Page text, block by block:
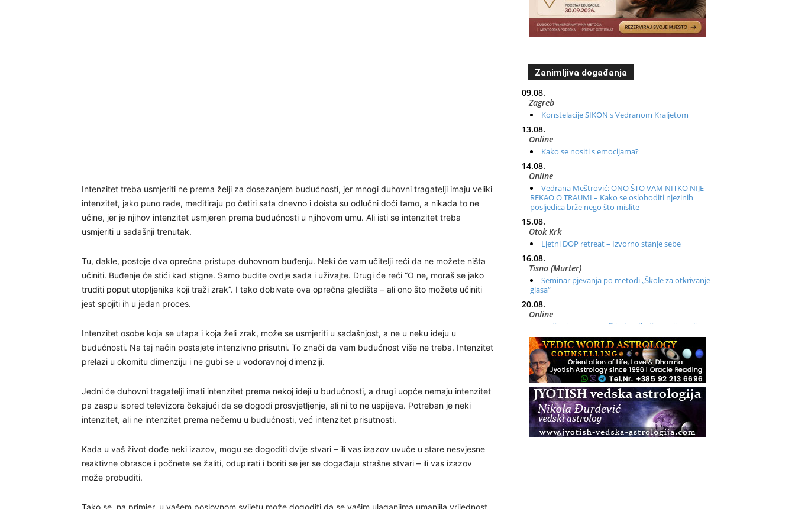
Intenzitet treba usmjeriti ne prema želji za dosezanjem budućnosti, jer mnogi duhovni tragatelji imaju veliki
intenzitet, jako puno rade, meditiraju po četiri sata dnevno i doista su odlučni doći tamo, a nikada to ne
učine, jer je njihov intenzitet usmjeren prema budućnosti u njihovom umu. Ali isti se intenzitet treba
usmjeriti u sadašnji trenutak.
Tu, dakle, postoje dva oprečna pristupa duhovnom buđenju. Neki će vam učitelji reći da ne možete ništa
učiniti. Buđenje će stići kad stigne. Samo budite ovdje sada i uživajte. Drugi će reći “O ne, moraš se jako
truditi poput utopljenika koji traži zrak”. I tako dobivate ova oprečna gledišta – ali ono što možete učiniti
jest spojiti ih u jedan proces.
Intenzitet osobe koja se utapa i koja želi zrak, može se usmjeriti u sadašnjost, a ne u neku ideju u
budućnosti. Na taj način postajete intenzivno prisutni. To znači da vam budućnost više ne treba. Intenzitet
prelazi u okomitu dimenziju i ne gubi se u vodoravnoj dimenziji.
Jedni će duhovni tragatelji imati intenzitet prema nekoj ideji u budućnosti, a drugi uopće nemaju intenzitet
pa zaspu ispred televizora čekajući da se dogodi prosvjetljenje, ali ni to ne uspijeva. Potreban je neki
intenzitet, ali ne intenzitet prema nečemu u budućnosti, već intenzitet prisutnosti.
Kada u vaš život dođe neki izazov, mogu se dogoditi dvije stvari – ili vas izazov uvuče u stare nesvjesne
reaktivne obrasce i počnete se žaliti, odupirati i boriti se jer se događaju strašne stvari – ili vas izazov
može probuditi.
Tako se, na primjer, u vašem poslovnom svijetu može dogoditi da se vašim ulaganjima umanjila vrijednost
Zanimljiva događanja
09.08.
Zagreb
Konstelacije SIKON s Vedranom Kraljetom
13.08.
Online
Kako se nositi s emocijama?
14.08.
Online
Vedrana Meštrović: ONO ŠTO VAM NITKO NIJE
REKAO O TRAUMI – Kako se osloboditi njezinih
posljedica brže nego što mislite
15.08.
Otok Krk
Ljetni DOP retreat – Izvorno stanje sebe
16.08.
Tisno (Murter)
Seminar pjevanja po metodi „Škole za otkrivanje
glasa“
20.08.
Online
Radionica: Pomagači iz drugih dimenzija Online –
otvoreno za sve
21.08.
Zagreb+Online
Osnovni ThetaHealing® tečaj, Zagreb i Online
22.08.
Zagreb
Osnovna radionica za izscjeljivanje pranom (Basic
Pranic Healing course)
Pula